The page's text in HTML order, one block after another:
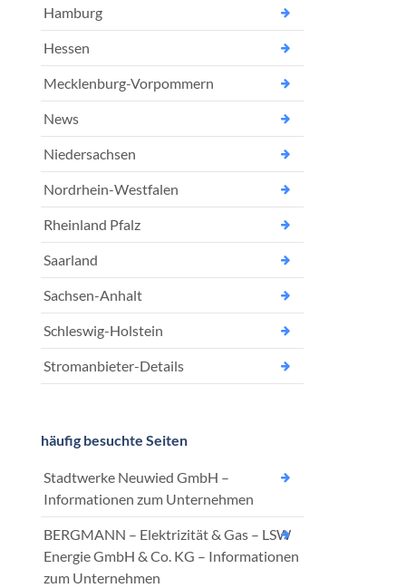
Hamburg
Hessen
Mecklenburg-Vorpommern
News
Niedersachsen
Nordrhein-Westfalen
Rheinland Pfalz
Saarland
Sachsen-Anhalt
Schleswig-Holstein
Stromanbieter-Details
häufig besuchte Seiten
Stadtwerke Neuwied GmbH –
Informationen zum Unternehmen
BERGMANN – Elektrizität & Gas – LSW
Energie GmbH & Co. KG – Informationen
zum Unternehmen